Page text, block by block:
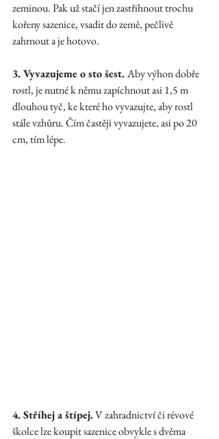
zeminou. Pak už stačí jen zastřihnout trochu
kořeny sazenice, vsadit do země, pečlivě
zahrnout a je hotovo.
3. Vyvazujeme o sto šest. Aby výhon dobře
rostl, je nutné k němu zapíchnout asi 1,5 m
dlouhou tyč, ke které ho vyvazujte, aby rostl
stále vzhůru. Čím častěji vyvazujete, asi po 20
cm, tím lépe.
4. Stříhej a štípej. V zahradnictví či révové
školce lze koupit sazenice obvykle s dvěma